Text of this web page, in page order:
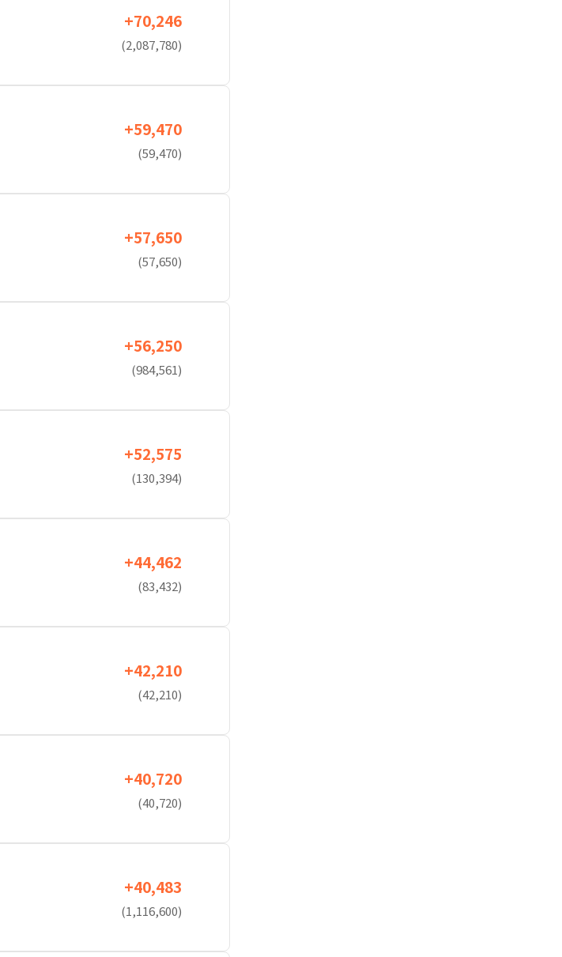
+70,246
(2,087,780)
+59,470
(59,470)
+57,650
(57,650)
+56,250
(984,561)
+52,575
(130,394)
+44,462
(83,432)
+42,210
(42,210)
+40,720
(40,720)
+40,483
(1,116,600)